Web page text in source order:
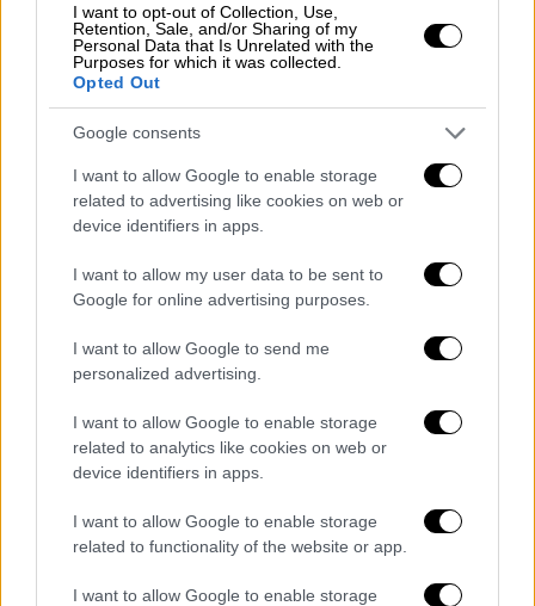
I want to opt-out of Collection, Use,
Retention, Sale, and/or Sharing of my
Personal Data that Is Unrelated with the
Purposes for which it was collected.
Opted Out
Google consents
I want to allow Google to enable storage
related to advertising like cookies on web or
device identifiers in apps.
I want to allow my user data to be sent to
Google for online advertising purposes.
I want to allow Google to send me
personalized advertising.
I want to allow Google to enable storage
related to analytics like cookies on web or
device identifiers in apps.
I want to allow Google to enable storage
related to functionality of the website or app.
I want to allow Google to enable storage
Ελλάδα|19.01.2022 08:50
Νέες άδειες ειδικού σκοπού για γονείς
και εργαζόμενους που νοσούν με
κορονοϊό – Πώς πληρώνονται
Τι προβλέπει τροπολογία του υπουργείου
Εργασίας